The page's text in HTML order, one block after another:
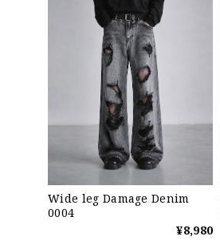
Wide leg Damage Denim
0004
¥8,980